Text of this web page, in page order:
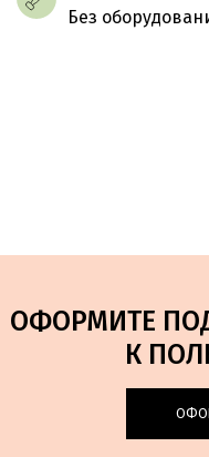
Без
ОФОРМИТЕ
К